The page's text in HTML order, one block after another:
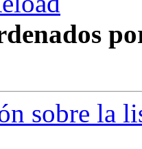
sobre la